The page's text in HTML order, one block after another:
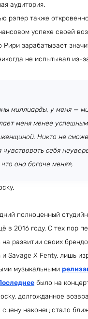
аудитория.
рэпер также откровенно
успехе своей
Рири зарабатывает
не испытывал из-
миллиарды, у меня —
меня менее
Никто не
чувствовать себя
она богаче меня»,
полноценный
в 2016 году. С тех пор
на развитии своих
и Savage X Fenty, лишь
музыкальными
было на
долгожданное
наконец стало